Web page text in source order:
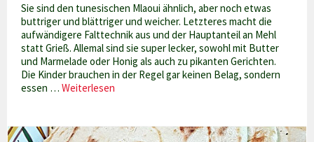
Sie sind den tunesischen Mlaoui ähnlich, aber noch etwas
buttriger und blättriger und weicher. Letzteres macht die
aufwändigere Falttechnik aus und der Hauptanteil an Mehl
statt Grieß. Allemal sind sie super lecker, sowohl mit Butter
und Marmelade oder Honig als auch zu pikanten Gerichten.
Die Kinder brauchen in der Regel gar keinen Belag, sondern
essen …Weiterlesen
Fladen